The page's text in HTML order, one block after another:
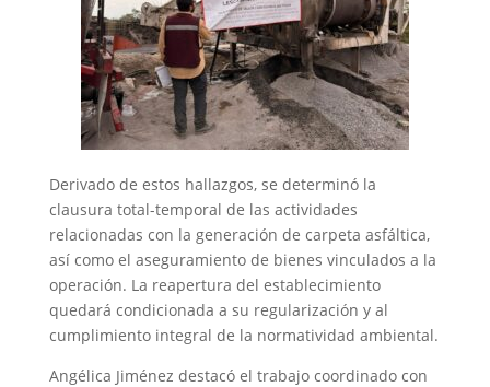
Derivado de estos hallazgos, se determinó la
clausura total-temporal de las actividades
relacionadas con la generación de carpeta asfáltica,
así como el aseguramiento de bienes vinculados a la
operación. La reapertura del establecimiento
quedará condicionada a su regularización y al
cumplimiento integral de la normatividad ambiental.
Angélica Jiménez destacó el trabajo coordinado con